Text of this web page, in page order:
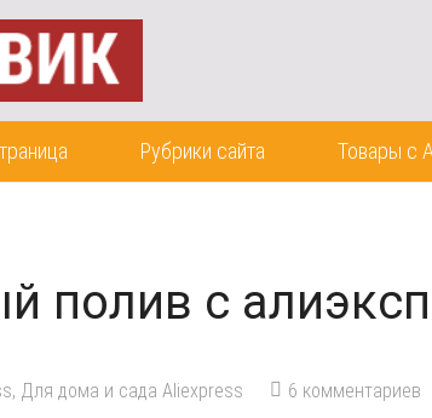
Рубрики сайта Товары с
полив с
, Для дома и сада Aliexpress 6 комментариев